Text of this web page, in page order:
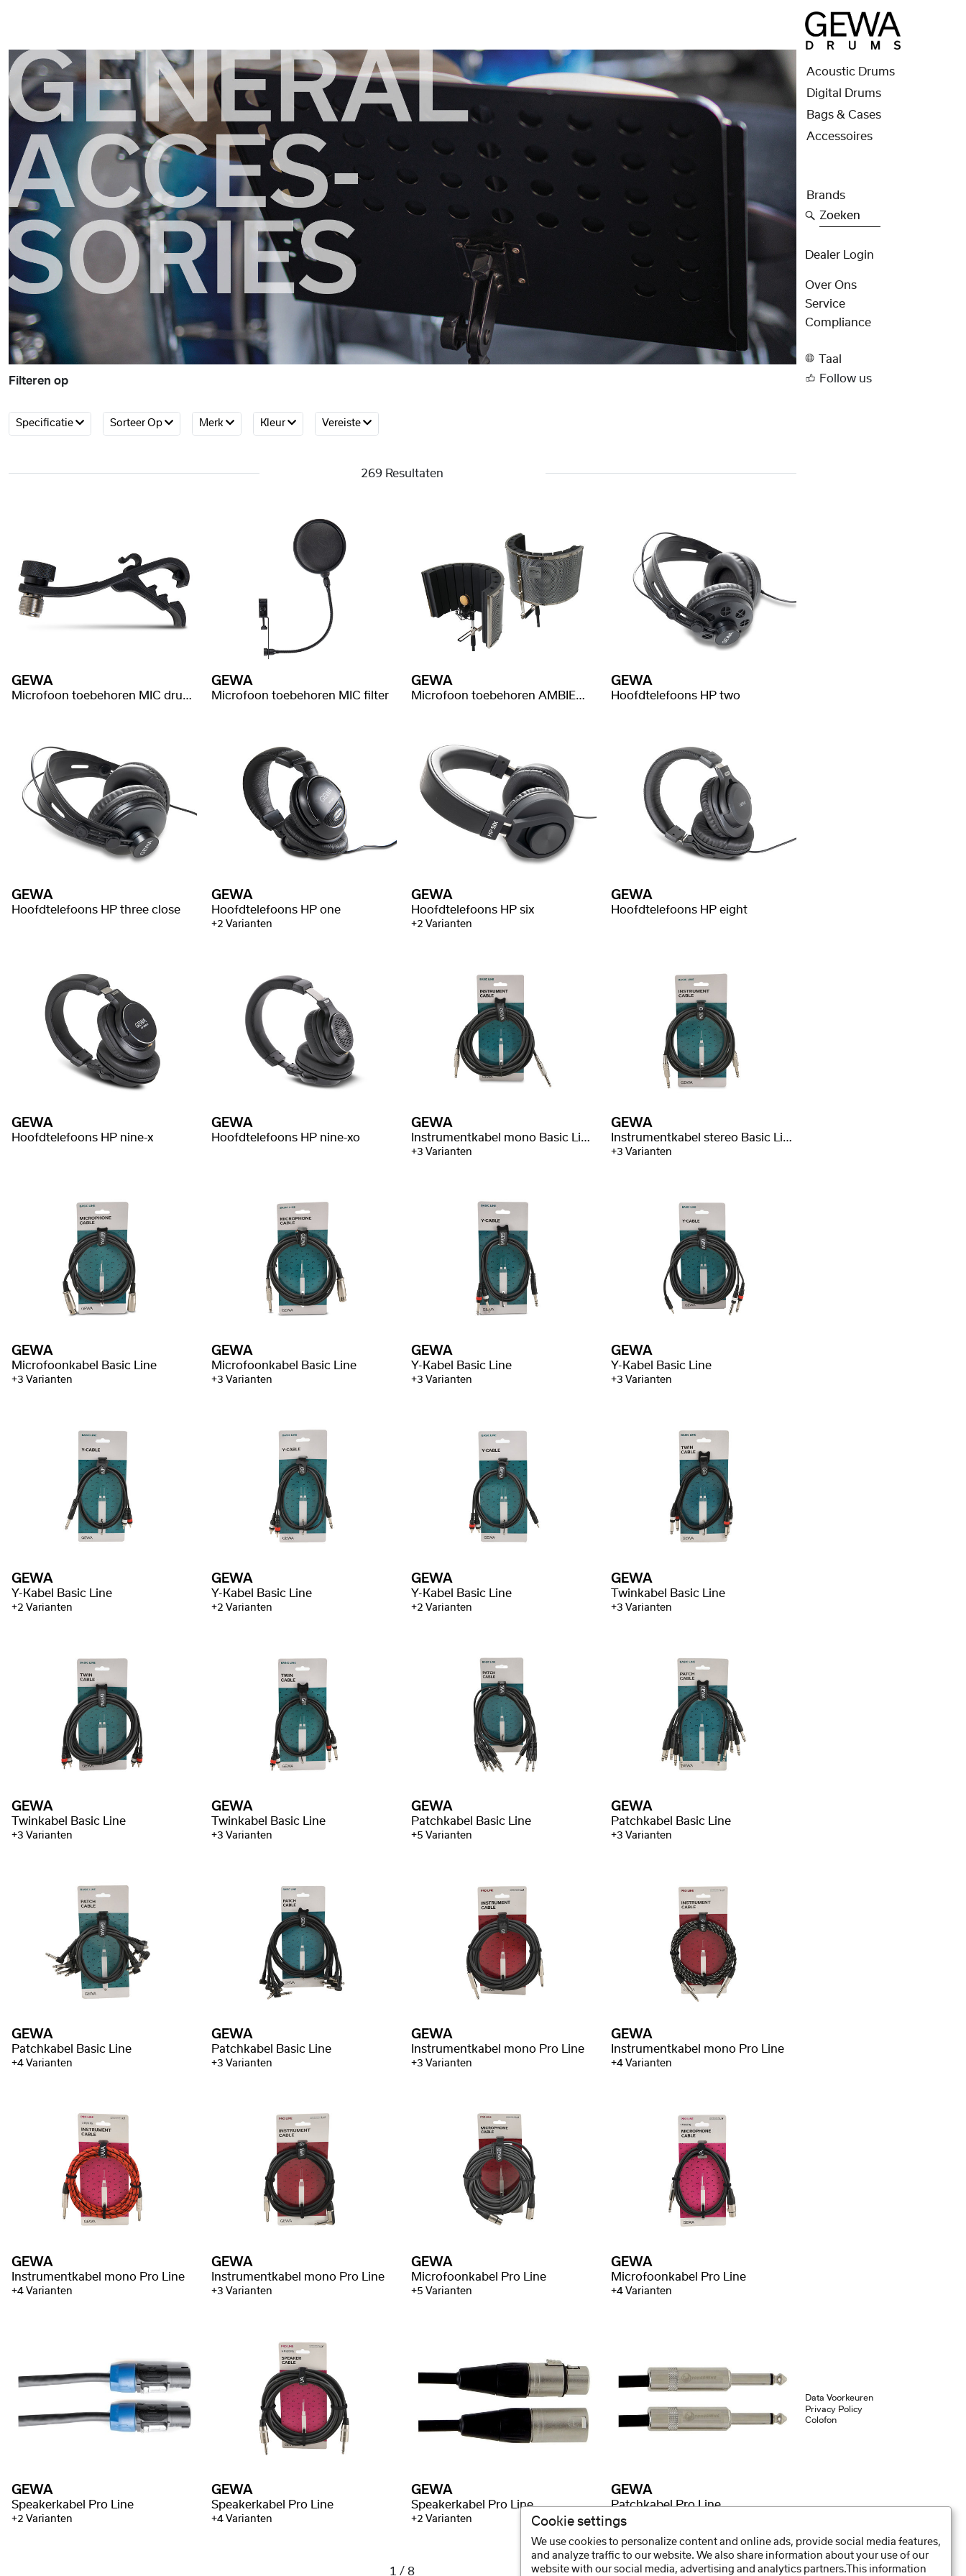
Filteren op
Specificatie Sorteer Op Merk Kleur Vereiste
269 Resultaten
GEWA
Microfoon toebehoren MIC drumclamp
GEWA
Microfoon toebehoren MIC filter
GEWA
Microfoon toebehoren AMBIENT filter
GEWA
Hoofdtelefoons HP two
GEWA
Hoofdtelefoons HP three close
GEWA
Hoofdtelefoons HP one
+2 Varianten
GEWA
Hoofdtelefoons HP six
+2 Varianten
GEWA
Hoofdtelefoons HP eight
GEWA
Hoofdtelefoons HP nine-x
GEWA
Hoofdtelefoons HP nine-xo
GEWA
Instrumentkabel mono Basic Line
+3 Varianten
GEWA
Instrumentkabel stereo Basic Line
+3 Varianten
GEWA
Microfoonkabel Basic Line
+3 Varianten
GEWA
Microfoonkabel Basic Line
+3 Varianten
GEWA
Y-Kabel Basic Line
+3 Varianten
GEWA
Y-Kabel Basic Line
+3 Varianten
GEWA
Y-Kabel Basic Line
+2 Varianten
GEWA
Y-Kabel Basic Line
+2 Varianten
GEWA
Y-Kabel Basic Line
+2 Varianten
GEWA
Twinkabel Basic Line
+3 Varianten
GEWA
Twinkabel Basic Line
+3 Varianten
GEWA
Twinkabel Basic Line
+3 Varianten
GEWA
Patchkabel Basic Line
+5 Varianten
GEWA
Patchkabel Basic Line
+3 Varianten
GEWA
Patchkabel Basic Line
+4 Varianten
GEWA
Patchkabel Basic Line
+3 Varianten
GEWA
Instrumentkabel mono Pro Line
+3 Varianten
GEWA
Instrumentkabel mono Pro Line
+4 Varianten
GEWA
Instrumentkabel mono Pro Line
+4 Varianten
GEWA
Instrumentkabel mono Pro Line
+3 Varianten
GEWA
Microfoonkabel Pro Line
+5 Varianten
GEWA
Microfoonkabel Pro Line
+4 Varianten
GEWA
Speakerkabel Pro Line
+2 Varianten
GEWA
Speakerkabel Pro Line
+4 Varianten
GEWA
Speakerkabel Pro Line
+2 Varianten
GEWA
Patchkabel Pro Line
1 / 8
Acoustic Drums
Digital Drums
Bags & Cases
Accessoires
Brands
Zoeken
Dealer Login
Over Ons
Service
Compliance
Taal
Follow us
Data Voorkeuren
Privacy Policy
Colofon
Cookie settings
We use cookies to personalize content and online ads, provide social media features,
and analyze traffic to our website. We also share information about your use of our
website with our social media, advertising and analytics partners.This information